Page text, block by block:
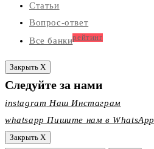
Статьи
Вопрос-ответ
Все банкирейтинг
Закрыть X
Следуйте за нами
instagram Наш Инстаграм
whatsapp Пишите нам в WhatsApp
Закрыть X